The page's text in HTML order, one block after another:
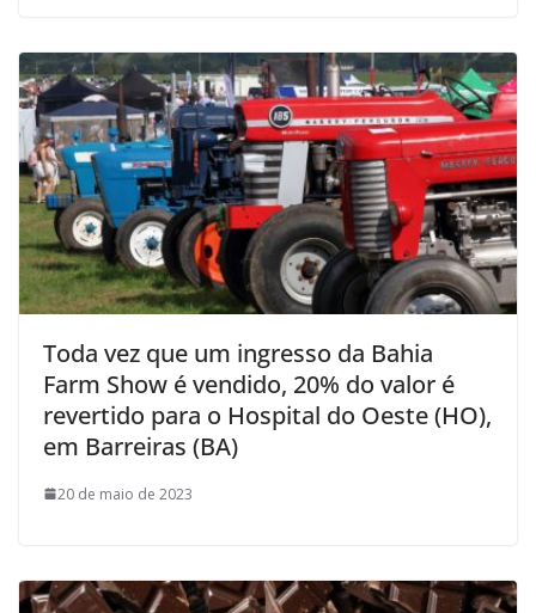
Toda vez que um ingresso da Bahia
Farm Show é vendido, 20% do valor é
revertido para o Hospital do Oeste (HO),
em Barreiras (BA)
20 de maio de 2023